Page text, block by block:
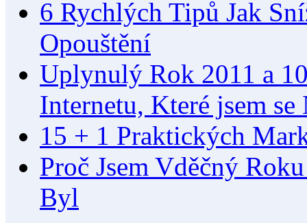
6 Rychlých Tipů Jak
Opouštění
Uplynulý Rok 2011 a
Internetu, Které jsem se
15 + 1 Praktických
Proč Jsem Vděčný
Byl